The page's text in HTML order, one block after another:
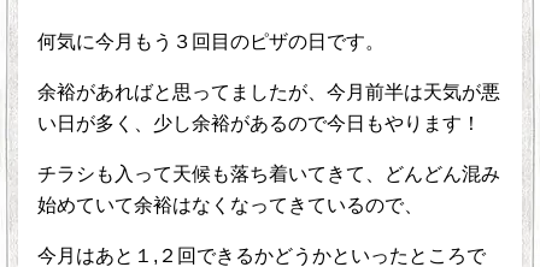
何気に今月もう３回目のピザの日です。
余裕があればと思ってましたが、今月前半は天気が悪
い日が多く、少し余裕があるので今日もやります！
チラシも入って天候も落ち着いてきて、どんどん混み
始めていて余裕はなくなってきているので、
今月はあと１,２回できるかどうかといったところで